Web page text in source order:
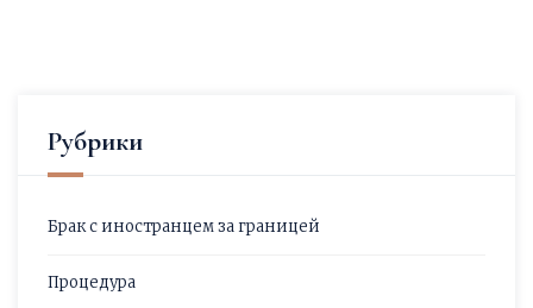
Рубрики
Брак с иностранцем за границей
Процедура